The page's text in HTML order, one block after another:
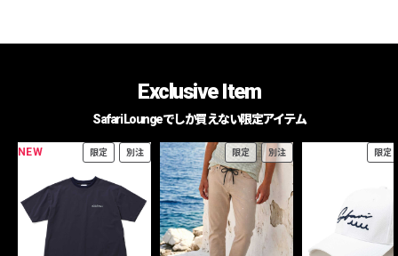
Exclusive Item
Safari Loungeでしか買えない限定アイテム
NEW 限定 別注 限定 別注 限定